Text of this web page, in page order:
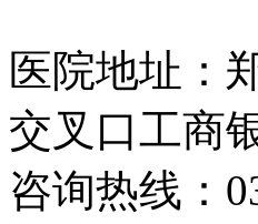
医院地址：
交叉口工商
咨询热线：